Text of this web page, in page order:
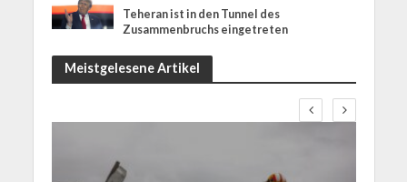
Teheran ist in den Tunnel des
Zusammenbruchs eingetreten
Meistgelesene Artikel